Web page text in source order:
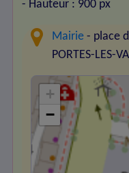
- Hauteur : 900 px
Mairie - place
PORTES-LES-
+
−